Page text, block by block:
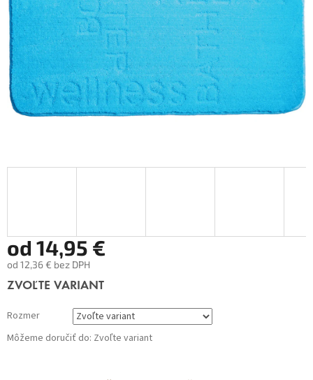
od 14,95 €
od 12,36 € bez DPH
Jednotková
ZVOĽTE VARIANT
Rozmer
Môžeme doručiť do: Zvoľte variant